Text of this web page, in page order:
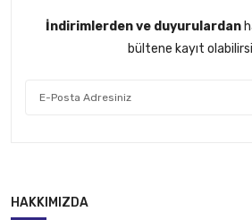
İndirimlerden ve duyurulardan
bültene kayıt
HAKKIMIZDA